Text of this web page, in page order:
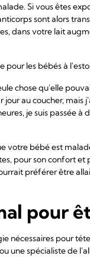
Si vous êtes
sont alors
dans votre lait
pour les bébés à
chose qu'elle
au coucher, mais
je suis passée à
bébé est
pour son confort
préférer être
pour
nécessaires pour
une spécialiste de